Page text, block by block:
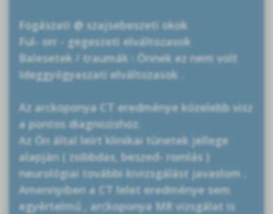
Fogászati @ szajsebeszeti okok
Ful- orr - gegeszeti elváltozasok
Balesetek / traumák : Önnek ez nem volt
Ideggyógyaszati elváltozasok .
Az arckoponya CT eredménye közelebb visz
a pontos diagnozishoz.
Az Ön által leírt klinikai tünetek jellege
alapján ( zsibbdas, beszed- romlás )
neurológiai további kivizsgálást javaslom .
Amennyiben a CT lelet eredménye sem
egyértelmű , arckoponya MR vizsgálat is